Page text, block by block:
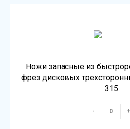
Ножи запасные из
фрез дисковых
315
- +